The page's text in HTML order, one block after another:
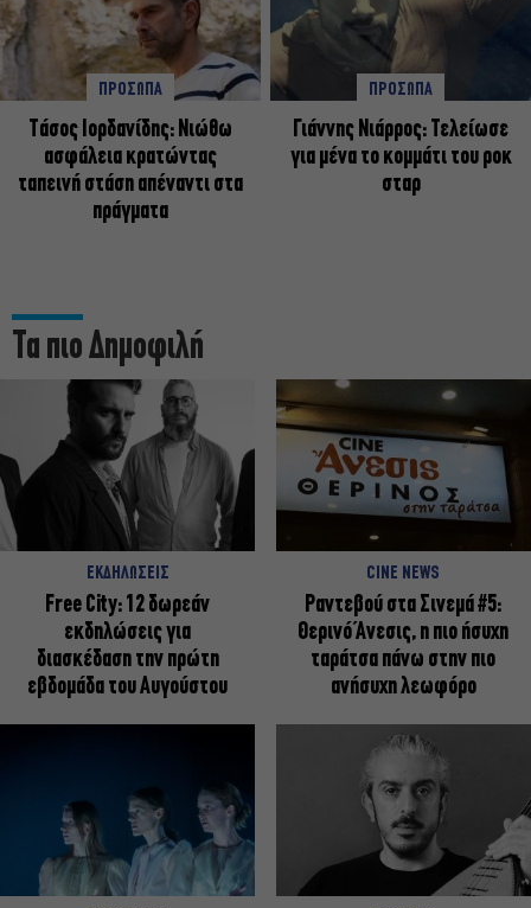
ΠΡΟΣΩΠΑ
Tάσος Ιορδανίδης: Νιώθω
ασφάλεια κρατώντας
ταπεινή στάση απέναντι στα
πράγματα
ΠΡΟΣΩΠΑ
Γιάννης Νιάρρος: Τελείωσε
για μένα το κομμάτι του ροκ
σταρ
Τα πιο Δημοφιλή
ΕΚΔΗΛΩΣΕΙΣ
Free City: 12 δωρεάν
εκδηλώσεις για
διασκέδαση την πρώτη
εβδομάδα του Αυγούστου
CINE NEWS
Ραντεβού στα Σινεμά #5:
Θερινό Άνεσις, η πιο ήσυχη
ταράτσα πάνω στην πιο
ανήσυχη λεωφόρο